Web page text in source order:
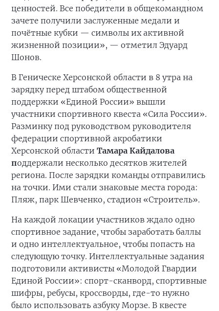
ценностей. Все победители в общекомандном
зачете получили заслуженные медали и
почётные кубки — символы их активной
жизненной позиции», — отметил Эдуард
Шонов.
В Геническе Херсонской области в 8 утра на
зарядку перед штабом общественной
поддержки «Единой России» вышли
участники спортивного квеста «Сила России».
Разминку под руководством руководителя
федерации спортивной акробатики
Херсонской области Тамара Кайдалова
поддержали несколько десятков жителей
региона. После зарядки команды отправились
на точки. Ими стали знаковые места города:
Пляж, парк Шевченко, стадион «Строитель».
На каждой локации участников ждало одно
спортивное задание, чтобы заработать баллы
и одно интеллектуальное, чтобы попасть на
следующую точку. Интеллектуальные задания
подготовили активисты «Молодой Гвардии
Единой России»: спорт-сканворд, спортивные
шифры, ребусы, кроссворды, где-то нужно
было использовать азбуку Морзе. В квесте